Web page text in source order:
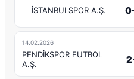
İSTANBULSPOR A.Ş.
14.02.2026
PENDİKSPOR FUTBOL
A.Ş.